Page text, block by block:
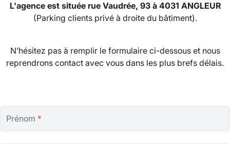
L'agence est située rue Vaudrée, 93 à 4031 ANGLEUR
(Parking clients privé à droite du bâtiment).
N’hésitez pas à remplir le formulaire ci-dessous et nous
reprendrons contact avec vous dans les plus brefs délais.
Prénom *